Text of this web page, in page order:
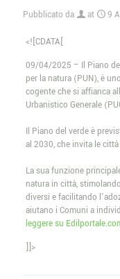
Pubblicato da at 9
<![CDATA[
09/04/2025 – Il Piano
per la natura (PUN), è
cogente che si affianca
Urbanistico Generale
Il Piano del verde è
al 2030, che invita le
La sua funzione
natura in città,
diversi e facilitando
aiutano i Comuni a
leggere su
]]>